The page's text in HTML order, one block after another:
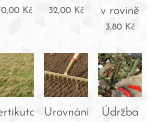
Kč 32,00Kč
v rovině
3,80Kč
Urovnání
Údržba